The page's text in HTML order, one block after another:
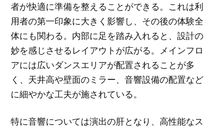
者が快適に準備を整えることができる。これは利
用者の第一印象に大きく影響し、その後の体験全
体にも関わる。内部に足を踏み入れると、設計の
妙を感じさせるレイアウトが広がる。メインフロ
アには広いダンスエリアが配置されることが多
く、天井高や壁面のミラー、音響設備の配置など
に細やかな工夫が施されている。
特に音響については演出の肝となり、高性能なス